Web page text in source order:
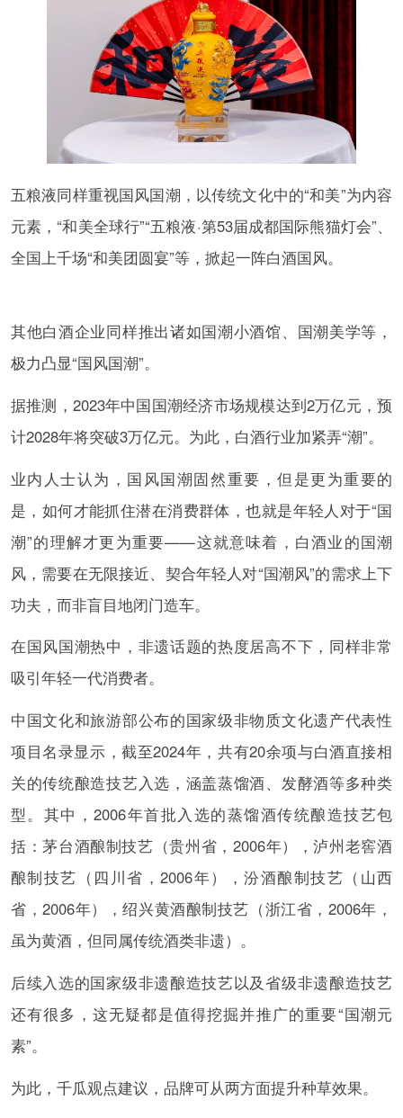
五粮液同样重视国风国潮，以传统文化中的“和美”为内容
元素，“和美全球行”“五粮液·第53届成都国际熊猫灯会”、
全国上千场“和美团圆宴”等，掀起一阵白酒国风。
其他白酒企业同样推出诸如国潮小酒馆、国潮美学等，
极力凸显“国风国潮”。
据推测，2023年中国国潮经济市场规模达到2万亿元，预
计2028年将突破3万亿元。为此，白酒行业加紧弄“潮”。
业内人士认为，国风国潮固然重要，但是更为重要的
是，如何才能抓住潜在消费群体，也就是年轻人对于“国
潮”的理解才更为重要——这就意味着，白酒业的国潮
风，需要在无限接近、契合年轻人对“国潮风”的需求上下
功夫，而非盲目地闭门造车。
在国风国潮热中，非遗话题的热度居高不下，同样非常
吸引年轻一代消费者。
中国文化和旅游部公布的国家级非物质文化遗产代表性
项目名录显示，截至2024年，共有20余项与白酒直接相
关的传统酿造技艺入选，涵盖蒸馏酒、发酵酒等多种类
型。其中，2006年首批入选的蒸馏酒传统酿造技艺包
括：茅台酒酿制技艺（贵州省，2006年），泸州老窖酒
酿制技艺（四川省，2006年），汾酒酿制技艺（山西
省，2006年），绍兴黄酒酿制技艺（浙江省，2006年，
虽为黄酒，但同属传统酒类非遗）。
后续入选的国家级非遗酿造技艺以及省级非遗酿造技艺
还有很多，这无疑都是值得挖掘并推广的重要“国潮元
素”。
为此，千瓜观点建议，品牌可从两方面提升种草效果。